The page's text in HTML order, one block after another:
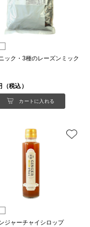
ック・3種のレーズンミック
税込）
カートに入れる
ジャーチャイシロップ